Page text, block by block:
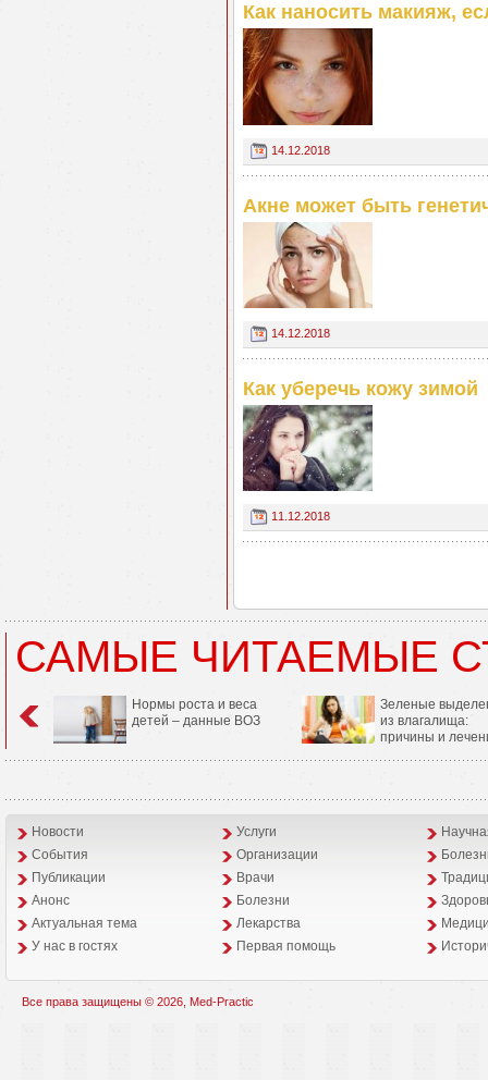
Как наносить макияж,
14.12.2018
Акне может быть
14.12.2018
Как уберечь кожу зимой
11.12.2018
САМЫЕ ЧИТАЕМЫЕ
Нормы роста и веса
детей – данные ВОЗ
Зеленые
из влагалища:
причины и
Новости Услуги
События
Организации
Публикации
Врачи
Анонс
Болезни
Aктуальная тема
Лекарства
У нас в гостях
Первая помощь
Все права защищены © 2026, Med-Practic